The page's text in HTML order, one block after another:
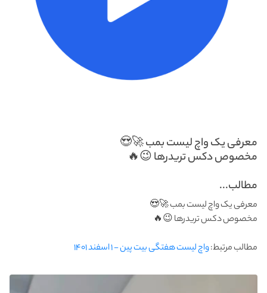
معرفی یک واچ لیست بمب 🚀😍
مخصوص دکس تریدرها 😉🔥
مطالب...
معرفی یک واچ لیست بمب 🚀😍
مخصوص دکس تریدرها 😉🔥
مطالب مرتبط:واچ لیست هفتگی بیت پین - ۱ اسفند ۱۴۰۱